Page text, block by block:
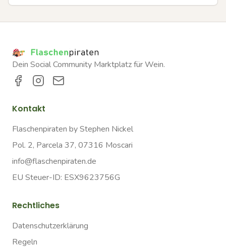
Dein Social Community Marktplatz für Wein.
Kontakt
Flaschenpiraten by Stephen Nickel
Pol. 2, Parcela 37, 07316 Moscari
info@flaschenpiraten.de
EU Steuer-ID: ESX9623756G
Rechtliches
Datenschutzerklärung
Regeln